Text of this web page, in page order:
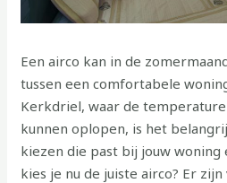
Een airco kan in de
tussen een comfortabele
Kerkdriel, waar de
kunnen oplopen, is het
kiezen die past bij jouw woning
kies je nu de juiste airco? Er